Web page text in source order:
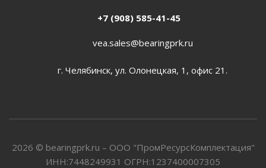
+7 (908) 585-41-45
vea.sales@bearingprk.ru
г. Челябинск, ул. Олонецкая, 1, офис 21.
2026 © bearingprk.ru – ООО "ПромРесурсКомплектация"
ИНН:7448249931 ОГРН:1237400007305